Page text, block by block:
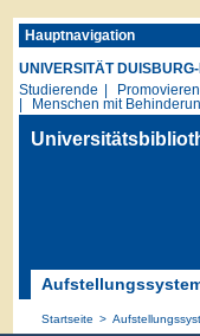
Hauptnavigation
UNIVERSITÄT
Studierende
Menschen mit
Startseite